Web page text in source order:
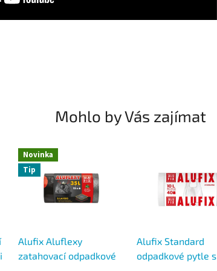
Mohlo by Vás zajímat
Novinka
Tip
Alufix Aluflexy
zatahovací odpadkové
Alufix Standard
odpadkové pytle s